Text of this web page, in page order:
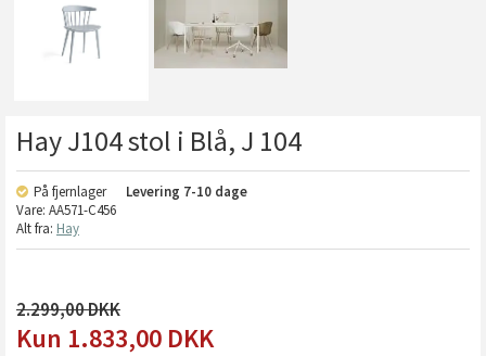
Hay J104 stol i Blå, J 104
På fjernlager Levering 7-10 dage
Vare: AA571-C456
Alt fra: Hay
2.299,00
1.833,00 DKK